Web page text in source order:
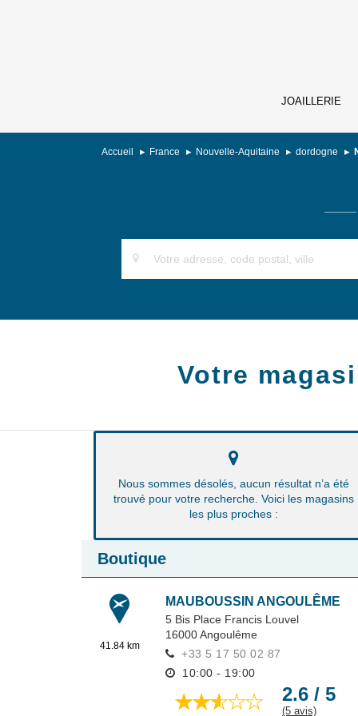
JOAILLERIE
Accueil France Nouvelle-Aquitaine dordogne
Votre
Nous sommes désolés, aucun résultat n’a été
trouvé pour votre recherche. Voici les magasins
les plus proches :
Boutique
41.84 km
MAUBOUSSIN ANGOULÊME
5 Bis Place Francis Louvel
16000Angoulême
+33 5 17 50 02 87
10:00 - 19:00
2.6 / 5
(5 avis)